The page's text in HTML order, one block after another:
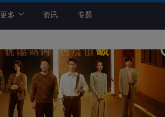
更多 资讯 专题